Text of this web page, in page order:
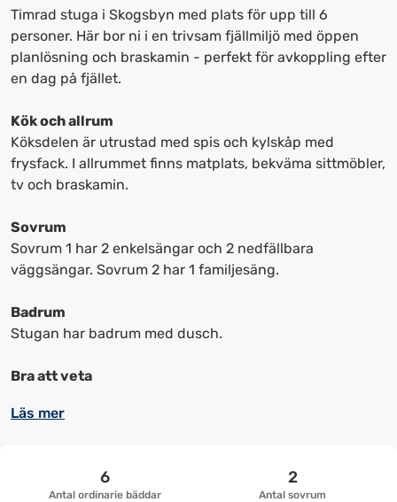
frågetecknet
för
att
få
kortkommandon
för
att
ändra
frågetecknet
för
att
för
att
Timrad stuga i Skogsbyn med plats för upp till 6
personer. Här bor ni i en trivsam fjällmiljö med öppen
planlösning och braskamin - perfekt för avkoppling efter
en dag på fjället.
Kök och allrum
Köksdelen är utrustad med spis och kylskåp med
frysfack. I allrummet finns matplats, bekväma sittmöbler,
tv och braskamin.
Sovrum
Sovrum 1 har 2 enkelsängar och 2 nedfällbara
väggsängar. Sovrum 2 har 1 familjesäng.
Badrum
Stugan har badrum med dusch.
Bra att veta
Läs mer
Antal ordinarie bäddar
6
Antal sovrum
2